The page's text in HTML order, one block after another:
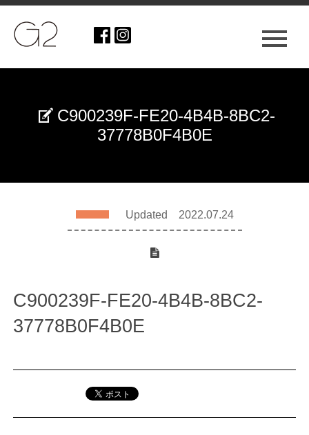
C900239F-FE20-4B4B-8BC2-
37778B0F4B0E
Updated 2022.07.24
C900239F-FE20-4B4B-8BC2-
37778B0F4B0E